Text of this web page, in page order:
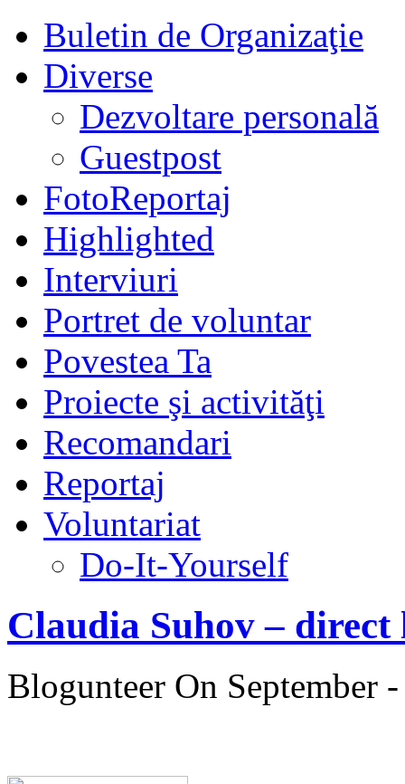
Buletin de Organizaţie
Diverse
Dezvoltare personală
Guestpost
FotoReportaj
Highlighted
Interviuri
Portret de voluntar
Povestea Ta
Proiecte şi activităţi
Recomandari
Reportaj
Voluntariat
Do-It-Yourself
Claudia Suhov –
Blogunteer On September